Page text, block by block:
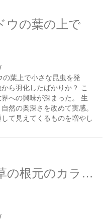
ウの葉の上で
葉上で小さな昆虫を発
ら羽化したばかりか？ こ
への興味が深まった。 生
然の奥深さを改めて実感。
て見えてくるものを増やし
アワダチソウらしき草の根元のカラスノエンドウたち2025